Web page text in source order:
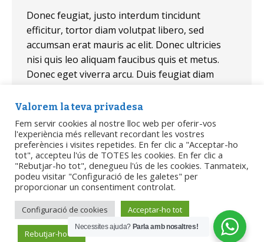
Donec feugiat, justo interdum tincidunt
efficitur, tortor diam volutpat libero, sed
accumsan erat mauris ac elit. Donec ultricies
nisi quis leo aliquam faucibus quis et metus.
Donec eget viverra arcu. Duis feugiat diam
John Anderson – Seven & Co
Valorem la teva privadesa
Fem servir cookies al nostre lloc web per oferir-vos
l'experiència més rellevant recordant les vostres
preferències i visites repetides. En fer clic a "Acceptar-ho
tot", accepteu l'ús de TOTES les cookies. En fer clic a
"Rebutjar-ho tot", denegueu l'ús de les cookies. Tanmateix,
podeu visitar "Configuració de les galetes" per
proporcionar un consentiment controlat.
Configuració de cookies Acceptar-ho tot
Rebutjar-ho tot
Necessites ajuda? Parla amb nosaltres!